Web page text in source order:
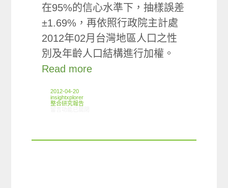
在95%的信心水準下，抽樣誤差
±1.69%，再依照行政院主計處
2012年02月台灣地區人口之性
別及年齡人口結構進行加權。
Read more
2012-04-20
insightxplorer
整合研究報告